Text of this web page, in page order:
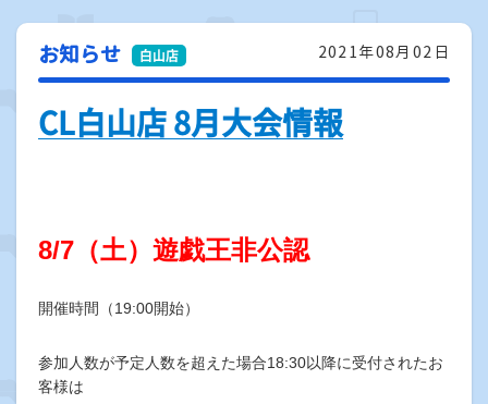
2021年08月02日
お知らせ
CL白山店 8月大会情報
8/7（土）遊戯王非公認
開催時間（19:00開始）
参加人数が予定人数を超えた場合18:30以降に受付されたお
客様は